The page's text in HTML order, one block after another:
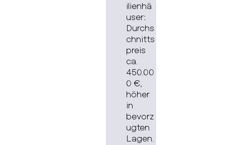
ilienhä
user:
Durchs
chnitts
preis
ca.
450.00
0 €,
höher
in
bevorz
ugten
Lagen.